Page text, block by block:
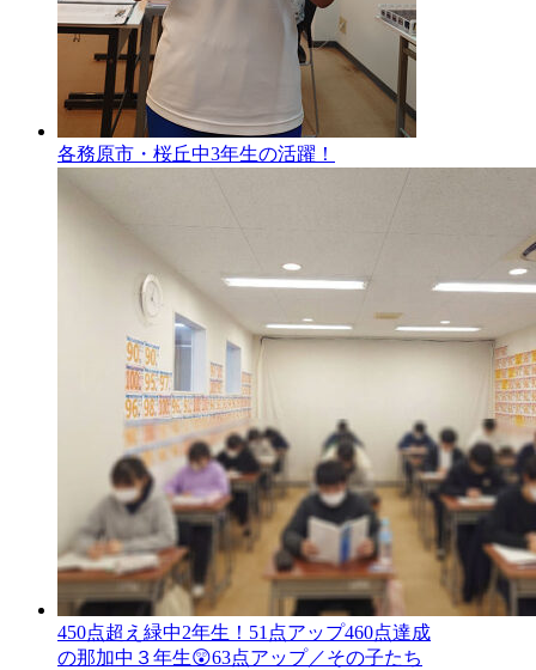
各務原市・桜丘中3年生の活躍！
450点超え緑中2年生！51点アップ460点達成
の那加中３年生😲63点アップ／その子たち